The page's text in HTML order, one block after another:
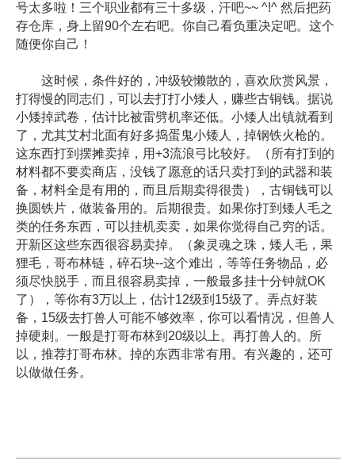
号太多啦！三个职业都有三十多级，汗吧~~ ^!^ 然后把药
存仓库，身上留90个左右吧。你自己看负重决定吧。这个
随便你自己！
这时候，条件好的，冲级较懒散的，喜欢欣赏风景，
打得慢的同志们，可以去打打小矮人，赚些古铜钱。据说
小矮掉武卷，估计比被雷劈机率还低。小矮人出镇就看到
了，尤其艾村北面有好多捣蛋鬼小矮人，掉钢铁火枪的。
这东西打到摆摊卖掉，用+3流浪弓比较好。（所有打到的
材料都不要卖商店，没钱了愿意的话只卖打到的武器和装
备，材料全是有用的，而且后期卖得很贵），古铜钱可以
换圆铁片，做装备用的。后期很贵。如果你打到矮人毛之
类的任务东西，可以挂机卖卖，如果你觉得自己穷的话。
开新区这些东西很容易卖掉。（象灵魂之珠，矮人毛，果
狸毛，哥布林链，碎石块--这个难出，等等任务物品，必
须尽快脱手，而且很容易卖掉，一般最多挂十分钟就OK
了），等你有3万以上，估计12级到15级了。弄点好装
备，15级去打兽人可能不够效率，你可以看情况，但兽人
掉硬刺。一般是打哥布林到20级以上。再打兽人的。所
以，推荐打哥布林。掉的东西非常有用。有兴趣的，还可
以做做任务。